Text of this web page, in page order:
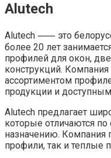
Alutech
Alutech ⸺ это
более 20 лет
профилей для окон,
конструкций.
ассортиментом
продукции и
Alutech предлагает
которые отличаются
назначению. Компания
профили, так и теплые